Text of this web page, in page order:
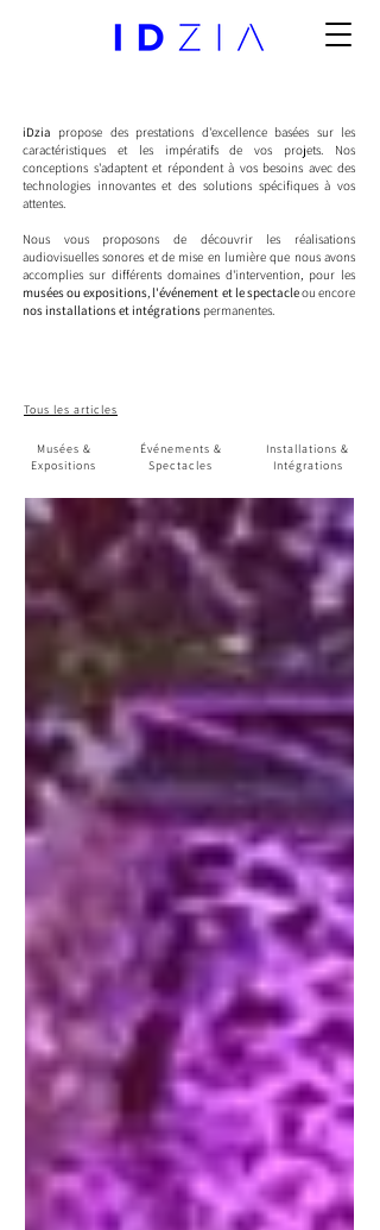
iDzia propose des prestations d'excellence basées sur les
caractéristiques et les impératifs de vos projets. Nos
conceptions s'adaptent et répondent à vos besoins avec des
technologies innovantes et des solutions spécifiques à vos
attentes.
Nous vous proposons de découvrir les réalisations
audiovisuelles sonores et de mise en lumière que nous avons
accomplies sur différents domaines d'intervention, pour les
musées ou expositions, l'événement et le spectacleou encore
nos installations et intégrations permanentes.
Tous les articles
Musées &
Expositions
Événements &
Spectacles
Installations &
Intégrations